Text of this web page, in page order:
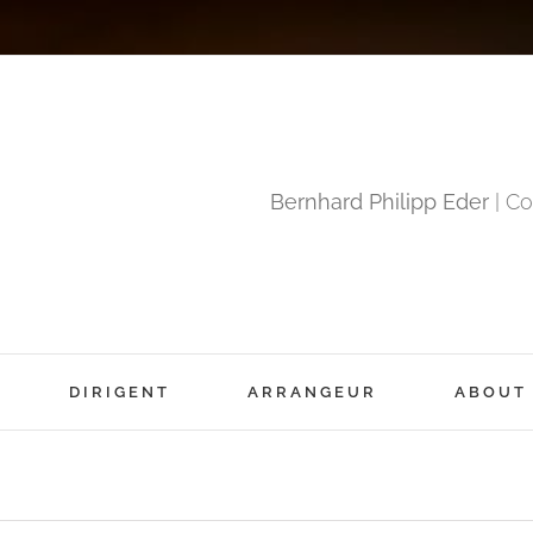
Bernhard Philipp Eder |
DIRIGENT ARRANGEUR ABOUT